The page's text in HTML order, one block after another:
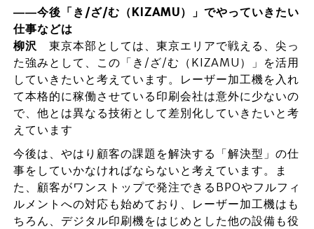
――今後「き/ざ/む（KIZAMU）」でやっていきたい
仕事などは
柳沢 東京本部としては、東京エリアで戦える、尖っ
た強みとして、この「き/ざ/む（KIZAMU）」を活用
していきたいと考えています。レーザー加工機を入れ
て本格的に稼働させている印刷会社は意外に少ないの
で、他とは異なる技術として差別化していきたいと考
えています
今後は、やはり顧客の課題を解決する「解決型」の仕
事をしていかなければならないと考えています。ま
た、顧客がワンストップで発注できるBPOやフルフィ
ルメントへの対応も始めており、レーザー加工機はも
ちろん、デジタル印刷機をはじめとした他の設備も役